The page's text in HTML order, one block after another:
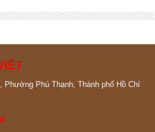
Phường Phú Thạnh, Thành phố Hồ Chí